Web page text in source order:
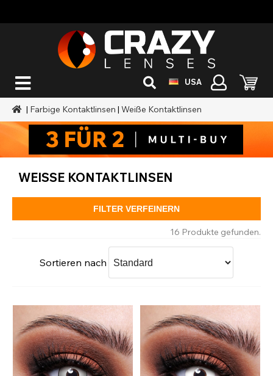
USA
| Farbige Kontaktlinsen |Weiße Kontaktlinsen
WEISSE KONTAKTLINSEN
FILTER VERFEINERN
16 Produkte gefunden.
Sortieren nach